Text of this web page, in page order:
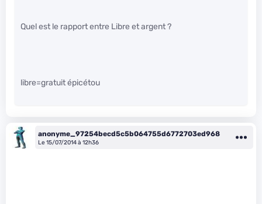
Quel est le rapport entre Libre et argent ?
libre=gratuit épicétou
anonyme_97254becd5c5b064755d6772703ed968
Le 15/07/2014 à 12h36